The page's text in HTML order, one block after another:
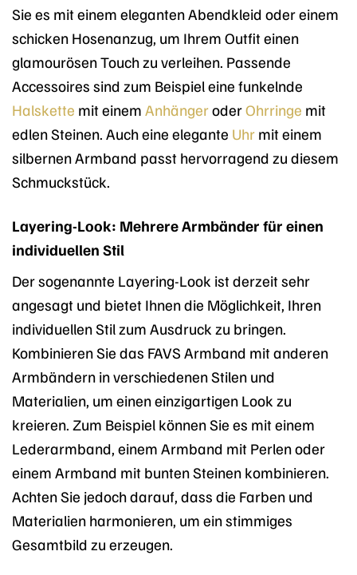
Sie es mit einem eleganten Abendkleid oder einem
schicken Hosenanzug, um Ihrem Outfit einen
glamourösen Touch zu verleihen. Passende
Accessoires sind zum Beispiel eine funkelnde
Halskette mit einem AnhängeroderOhrringe mit
edlen Steinen. Auch eine elegante Uhr mit einem
silbernen Armband passt hervorragend zu diesem
Schmuckstück.
Layering-Look: Mehrere Armbänder für einen
individuellen Stil
Der sogenannte Layering-Look ist derzeit sehr
angesagt und bietet Ihnen die Möglichkeit, Ihren
individuellen Stil zum Ausdruck zu bringen.
Kombinieren Sie das FAVS Armband mit anderen
Armbändern in verschiedenen Stilen und
Materialien, um einen einzigartigen Look zu
kreieren. Zum Beispiel können Sie es mit einem
Lederarmband, einem Armband mit Perlen oder
einem Armband mit bunten Steinen kombinieren.
Achten Sie jedoch darauf, dass die Farben und
Materialien harmonieren, um ein stimmiges
Gesamtbild zu erzeugen.